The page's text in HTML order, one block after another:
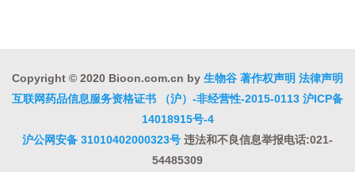
Copyright © 2020 Bioon.com.cn by 生物谷 著作权声明 法律声明
互联网药品信息服务资格证书 （沪）-非经营性-2015-0113 沪ICP备
14018915号-4
沪公网安备 31010402000323号 违法和不良信息举报电话:021-
54485309